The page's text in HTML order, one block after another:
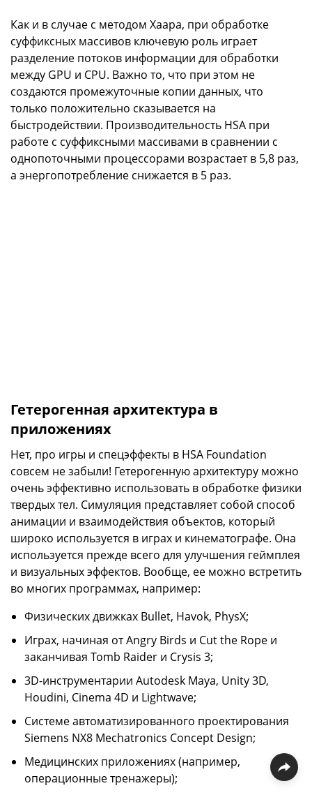
Как и в случае с методом Хаара, при обработке
суффиксных массивов ключевую роль играет
разделение потоков информации для обработки
между GPU и CPU. Важно то, что при этом не
создаются промежуточные копии данных, что
только положительно сказывается на
быстродействии. Производительность HSA при
работе с суффиксными массивами в сравнении с
однопоточными процессорами возрастает в 5,8 раз,
а энергопотребление снижается в 5 раз.
Гетерогенная архитектура в
приложениях
Нет, про игры и спецэффекты в HSA Foundation
совсем не забыли! Гетерогенную архитектуру можно
очень эффективно использовать в обработке физики
твердых тел. Симуляция представляет собой способ
анимации и взаимодействия объектов, который
широко используется в играх и кинематографе. Она
используется прежде всего для улучшения геймплея
и визуальных эффектов. Вообще, ее можно встретить
во многих программах, например:
Физических движках Bullet, Havok, PhysX;
Играх, начиная от Angry Birds и Cut the Rope и
заканчивая Tomb Raider и Crysis 3;
3D-инструментарии Autodesk Maya, Unity 3D,
Houdini, Cinema 4D и Lightwave;
Системе автоматизированного проектирования
Siemens NX8 Mechatronics Concept Design;
Медицинских приложениях (например,
операционные тренажеры);